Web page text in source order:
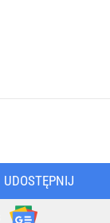
UDOSTĘPNIJ